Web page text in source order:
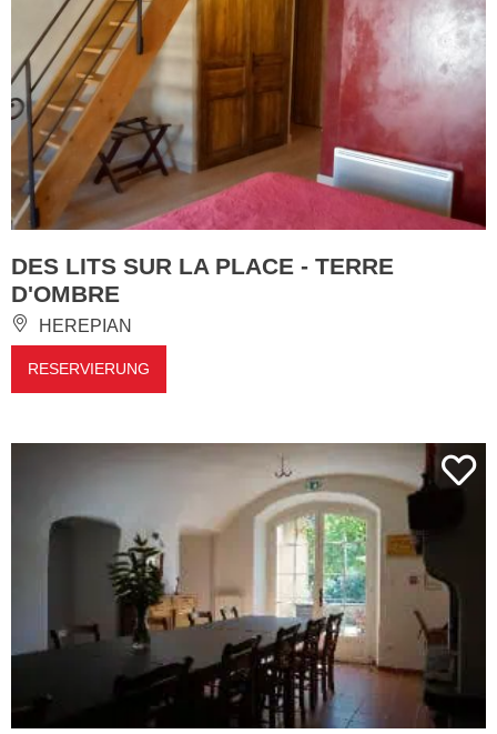
DES LITS SUR LA PLACE - TERRE
D'OMBRE
HEREPIAN
RESERVIERUNG